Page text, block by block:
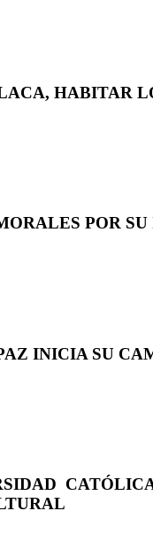
HABITAR
POR
INICIA SU